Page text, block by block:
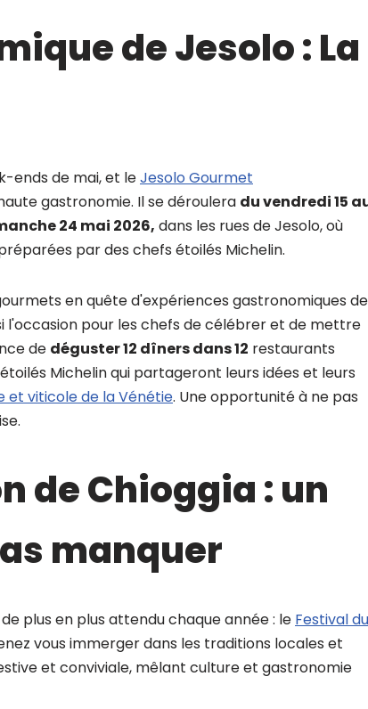
de Jesolo : La
ends de mai, et leJesolo Gourmet
gastronomie. Il se déroulera du vendredi 15
24 mai 2026, dans les rues de Jesolo, où
par des chefs étoilés Michelin.
en quête d'expériences gastronomiques de
l'occasion pour les chefs de célébrer et de mettre
de déguster 12 dîners dans 12 restaurants
Michelin qui partageront leurs idées et leurs
et viticole de la Vénétie. Une opportunité à ne pas
de Chioggia : un
manquer
plus en plus attendu chaque année : le Festival du
vous immerger dans les traditions locales et
et conviviale, mêlant culture et gastronomie